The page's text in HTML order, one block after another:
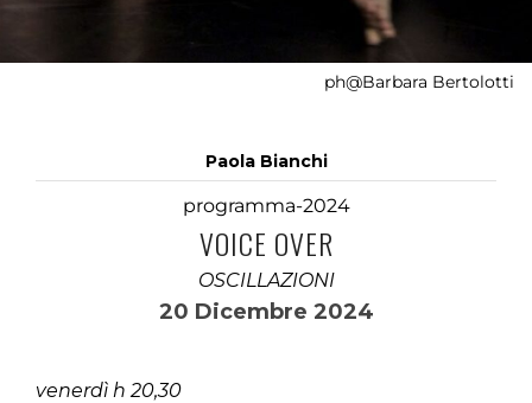
ph@Barbara Bertolotti
Paola Bianchi
programma-2024
VOICE OVER
OSCILLAZIONI
20 Dicembre 2024
venerdì h 20,30